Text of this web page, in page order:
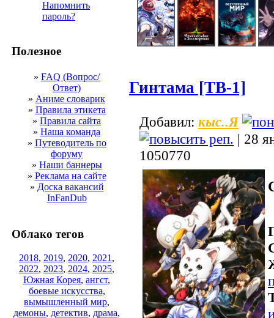
Напомнить
пароль?
Полезное
» FAQ (Вопрос/
Ответ)
» Аниме словарик
» Правила этикета
» Правила сайта
» Наша команда
» Путеводитель по
форуму
» Наши баннеры
» Реклама на сайте
» Доска вакансий
InFanDub
Облако тегов
2018, 2019, 2020, 2021 ,
2022, 2023, 2024, 2025,
Южная Корея, ангст,
боевые искусства,
вымышленный мир,
демоны, детектив, драма,
Гинтама [ТВ-1]
Добавил: кыс..Я
| 28
1050770